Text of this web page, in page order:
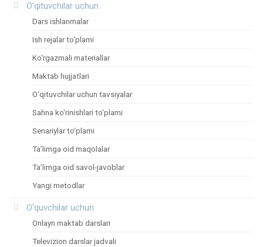
O‘qituvchilar uchun
Dars ishlanmalar
Ish rejalar to‘plami
Ko‘rgazmali materiallar
Maktab hujjatlari
O‘qituvchilar uchun tavsiyalar
Sahna ko‘rinishlari to‘plami
Senariylar to‘plami
Ta’limga oid maqolalar
Ta’limga oid savol-javoblar
Yangi metodlar
O‘quvchilar uchun
Onlayn maktab darslari
Televizion darslar jadvali